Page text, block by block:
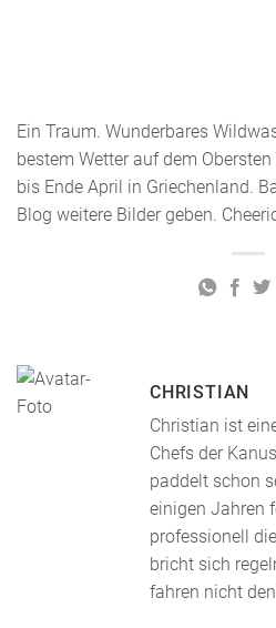
Ein Traum. Wunderbares
bestem Wetter auf dem
bis Ende April in Griechenland.
Blog weitere Bilder geben.
CHRISTIAN
Christian ist
Chefs der
paddelt schon
einigen Jahren
professionell
bricht sich
fahren nicht